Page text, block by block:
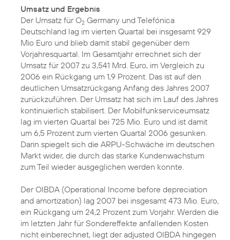
Umsatz und Ergebnis
Der Umsatz für O2 Germany und Telefónica
Deutschland lag im vierten Quartal bei insgesamt 929
Mio Euro und blieb damit stabil gegenüber dem
Vorjahresquartal. Im Gesamtjahr errechnet sich der
Umsatz für 2007 zu 3,541 Mrd. Euro, im Vergleich zu
2006 ein Rückgang um 1,9 Prozent. Das ist auf den
deutlichen Umsatzrückgang Anfang des Jahres 2007
zurückzuführen. Der Umsatz hat sich im Lauf des Jahres
kontinuierlich stabilisert. Der Mobilfunkserviceumsatz
lag im vierten Quartal bei 725 Mio. Euro und ist damit
um 6,5 Prozent zum vierten Quartal 2006 gesunken.
Darin spiegelt sich die ARPU-Schwäche im deutschen
Markt wider, die durch das starke Kundenwachstum
zum Teil wieder ausgeglichen werden konnte.
Der OIBDA (Operational Income before depreciation
and amortization) lag 2007 bei insgesamt 473 Mio. Euro,
ein Rückgang um 24,2 Prozent zum Vorjahr. Werden die
im letzten Jahr für Sondereffekte anfallenden Kosten
nicht einberechnet, liegt der adjusted OIBDA hingegen